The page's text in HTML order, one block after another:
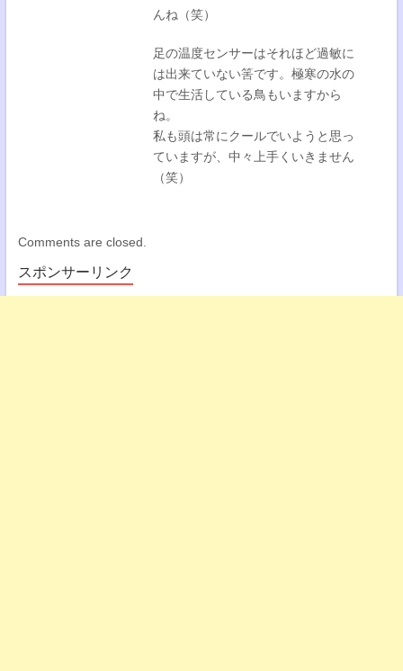
んね（笑）
足の温度センサーはそれほど過敏に
は出来ていない筈です。極寒の水の
中で生活している鳥もいますから
ね。
私も頭は常にクールでいようと思っ
ていますが、中々上手くいきません
（笑）
Comments are closed.
スポンサーリンク